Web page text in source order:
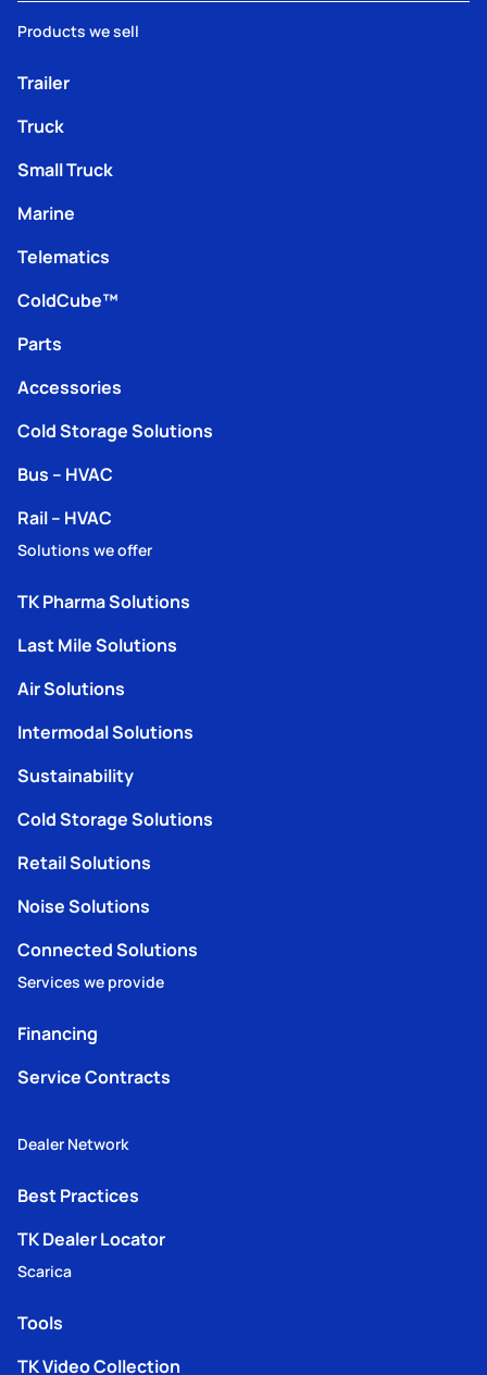
Products we sell
Trailer
Truck
Small Truck
Marine
Telematics
ColdCube™
Parts
Accessories
Cold Storage Solutions
Bus – HVAC
Rail – HVAC
Solutions we offer
TK Pharma Solutions
Last Mile Solutions
Air Solutions
Intermodal Solutions
Sustainability
Cold Storage Solutions
Retail Solutions
Noise Solutions
Connected Solutions
Services we provide
Financing
Service Contracts
Dealer Network
Best Practices
TK Dealer Locator
Scarica
Tools
TK Video Collection